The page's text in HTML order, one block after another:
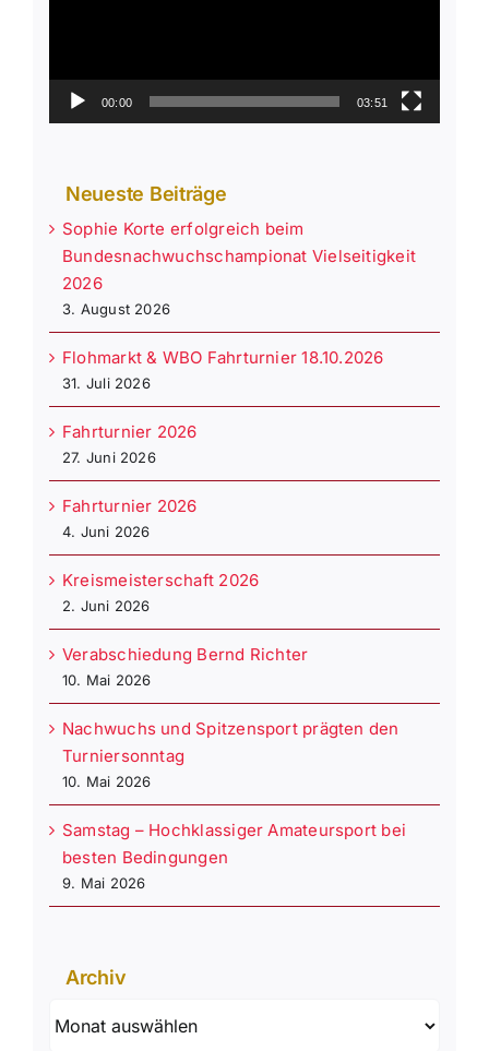
00:00 03:51
Neueste Beiträge
Sophie Korte erfolgreich beim
Bundesnachwuchschampionat Vielseitigkeit
2026
3. August 2026
Flohmarkt & WBO Fahrturnier 18.10.2026
31. Juli 2026
Fahrturnier 2026
27. Juni 2026
Fahrturnier 2026
4. Juni 2026
Kreismeisterschaft 2026
2. Juni 2026
Verabschiedung Bernd Richter
10. Mai 2026
Nachwuchs und Spitzensport prägten den
Turniersonntag
10. Mai 2026
Samstag – Hochklassiger Amateursport bei
besten Bedingungen
9. Mai 2026
Archiv